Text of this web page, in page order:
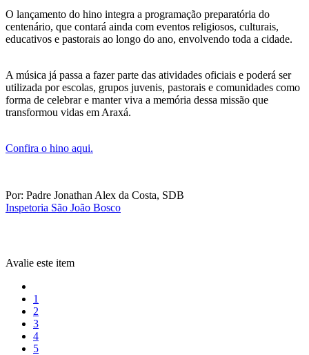
O lançamento do hino integra a programação preparatória do
centenário, que contará ainda com eventos religiosos, culturais,
educativos e pastorais ao longo do ano, envolvendo toda a cidade.
A música já passa a fazer parte das atividades oficiais e poderá ser
utilizada por escolas, grupos juvenis, pastorais e comunidades como
forma de celebrar e manter viva a memória dessa missão que
transformou vidas em Araxá.
Confira o hino aqui.
Por: Padre Jonathan Alex da Costa, SDB
Inspetoria São João Bosco
Avalie este item
1
2
3
4
5